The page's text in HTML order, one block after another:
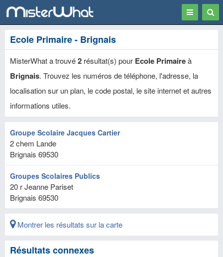
Toggle
Ecole Primaire - Brignais
MisterWhat a trouvé2 résultat(s) pour Ecole Primaireà
Brignais. Trouvez les numéros de téléphone, l'adresse, la
localisation sur un plan, le code postal, le site internet et autres
informations utiles.
Groupe Scolaire Jacques Cartier
2 chem Lande
Brignais 69530
Groupes Scolaires Publics
20 r Jeanne Pariset
Brignais 69530
Montrer les résultats sur la carte
Résultats connexes